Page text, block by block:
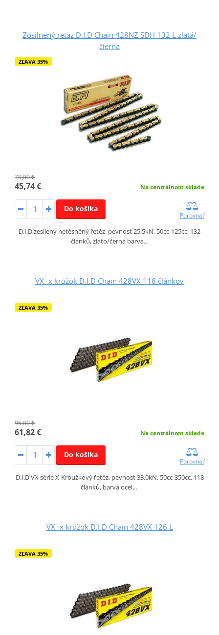
Zosilnený reťaz D.I.D Chain 428NZ SDH 132 L zlatá/
čierna
ZĽAVA 35%
70,00 €
45,74 € Na centrálnom sklade
Do košíka
Porovnať
D.I.D zesílený netěsněný řetěz, pevnost 25,5kN, 50cc-125cc, 132
článků, zlato/černá barva…
VX -x krúžok D.I.D Chain 428VX 118 článkov
ZĽAVA 35%
95,00 €
61,82 € Na centrálnom sklade
Do košíka
Porovnať
D.I.D VX série X-Kroužkový řetěz, pevnost 33,0kN, 50cc-350cc, 118
článků, barva ocel,…
VX -x krúžok D.I.D Chain 428VX 126 L
ZĽAVA 35%